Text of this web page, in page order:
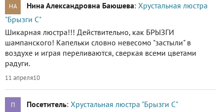
НА Нина Александровна Баюшева: Хрустальная люстра
"Брызги С"
Шикарная люстра!!! Действительно, как БРЫЗГИ
шампанского! Капельки словно невесомо "застыли" в
воздухе и играя переливаются, сверкая всеми цветами
радуги.
11 апреля10
П Посетитель: Хрустальная люстра "Брызги С"